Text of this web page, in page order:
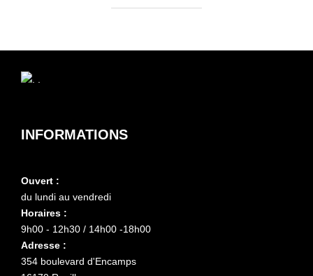
INFORMATIONS
Ouvert :
du lundi au vendredi
Horaires :
9h00 - 12h30 / 14h00 -18h00
Adresse :
354 boulevard d'Encamps